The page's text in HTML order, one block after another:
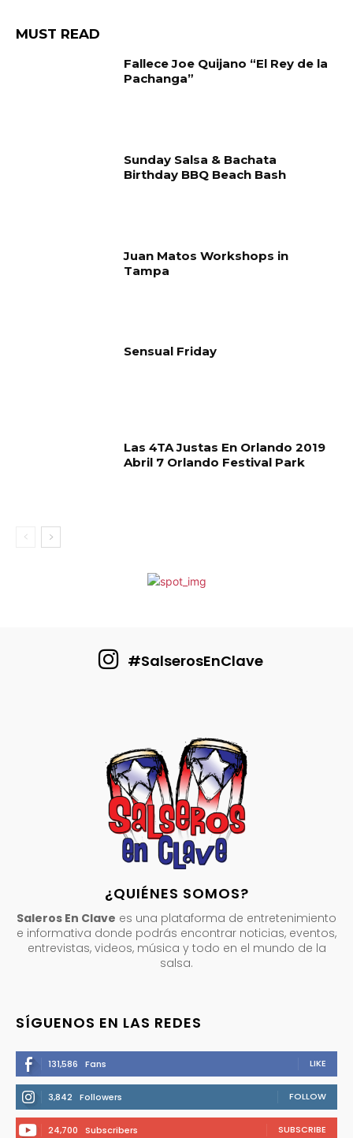
MUST READ
Fallece Joe Quijano “El Rey de la
Pachanga”
Sunday Salsa & Bachata
Birthday BBQ Beach Bash
Juan Matos Workshops in
Tampa
Sensual Friday
Las 4TA Justas En Orlando 2019
Abril 7 Orlando Festival Park
#SalserosEnClave
¿QUIÉNES SOMOS?
Saleros En Clave es una plataforma de entretenimiento
e informativa donde podrás encontrar noticias, eventos,
entrevistas, videos, música y todo en el mundo de la
salsa.
SÍGUENOS EN LAS REDES
131,586 Fans LIKE
3,842 Followers FOLLOW
24,700 Subscribers SUBSCRIBE